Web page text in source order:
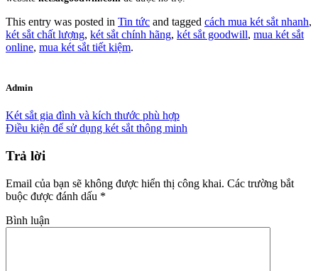
This entry was posted in Tin tức and tagged cách mua két sắt nhanh,
két sắt chất lượng, két sắt chính hãng, két sắt goodwill, mua két sắt
online, mua két sắt tiết kiệm.
Admin
Két sắt gia đình và kích thước phù hợp
Điều kiện để sử dụng két sắt thông minh
Trả lời
Email của bạn sẽ không được hiển thị công khai. Các trường bắt
buộc được đánh dấu *
Bình luận